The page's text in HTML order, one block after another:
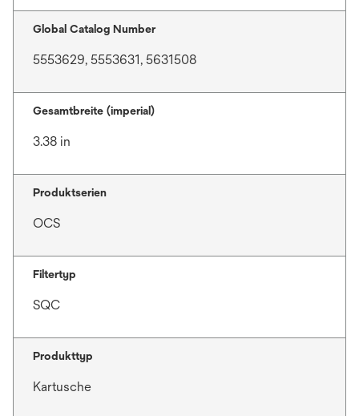
Global Catalog Number
5553629, 5553631, 5631508
Gesamtbreite (imperial)
3.38 in
Produktserien
OCS
Filtertyp
SQC
Produkttyp
Kartusche